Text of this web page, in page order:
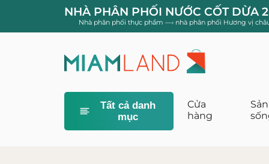
NHÀ PHÂN PHỐI NƯỚC CỐT DỪA
Nhà phân phối thực phẩm —› nhà phân phối Hương vị
Tất cả danh
mục
Cửa
hàng